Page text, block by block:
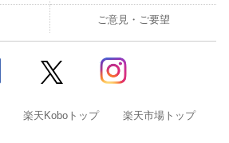
ご意見・ご要望
楽天Koboトップ 楽天市場トップ